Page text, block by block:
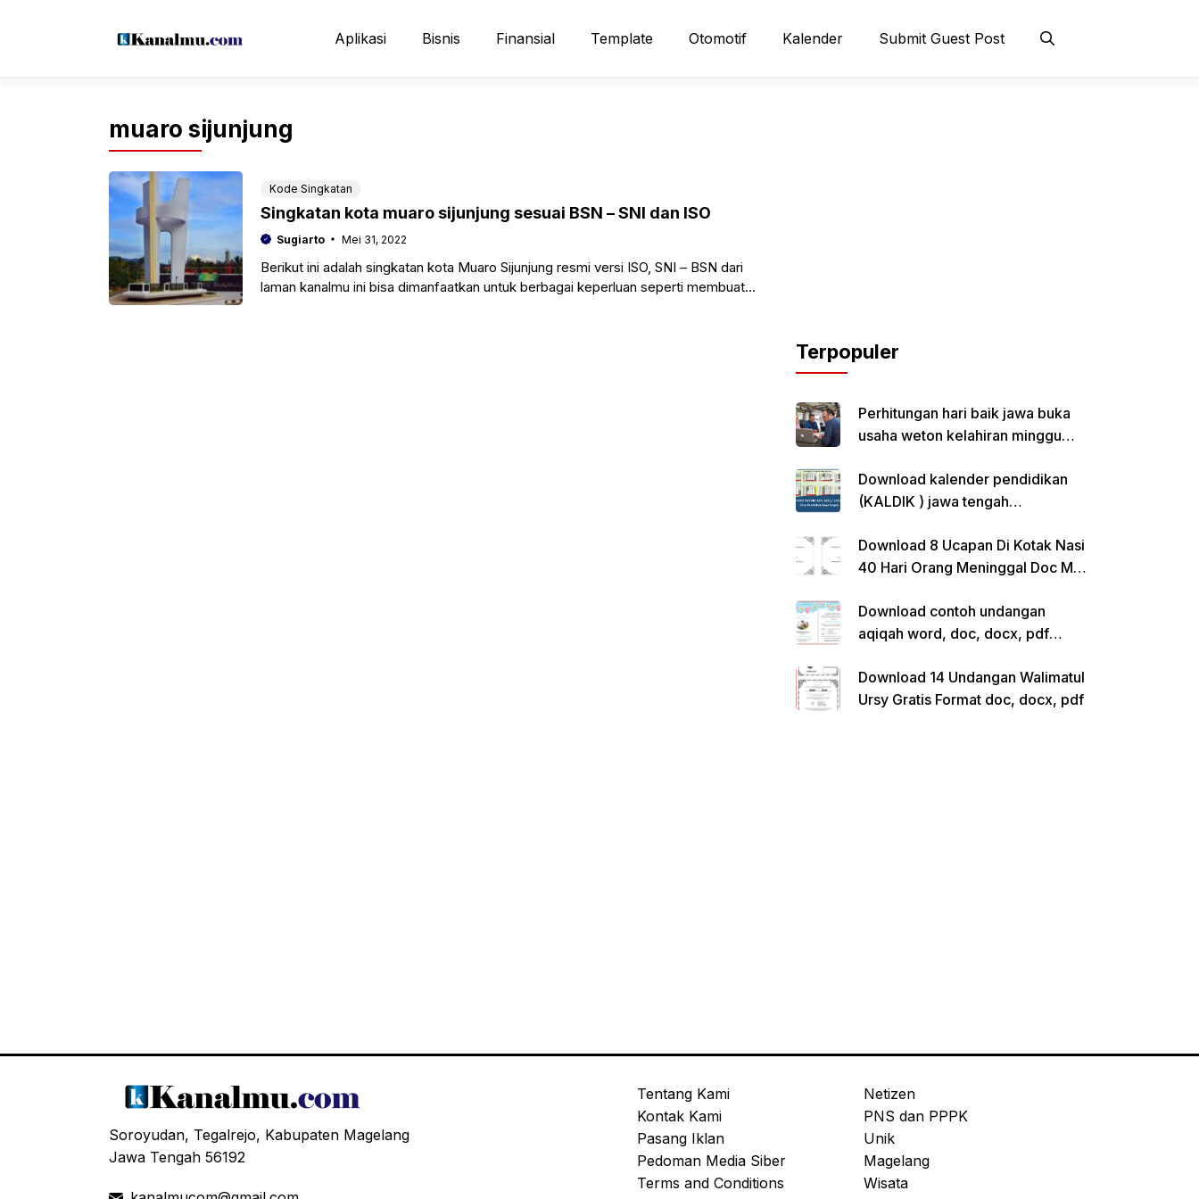
Aplikasi Bisnis Finansial Template Otomotif Kalender Submit Guest Post
muaro sijunjung
Kode Singkatan
Singkatan kota muaro sijunjung sesuai BSN – SNI dan ISO
Sugiarto Mei 31, 2022
Berikut ini adalah singkatan kota Muaro Sijunjung resmi versi ISO, SNI – BSN dari
laman kanalmu ini bisa dimanfaatkan untuk berbagai keperluan seperti membuat
Terpopuler
Perhitungan hari baik jawa buka
usaha weton kelahiran minggu
Download kalender pendidikan
(KALDIK ) jawa tengah
Download 8 Ucapan Di Kotak Nasi
40 Hari Orang Meninggal Doc Ms.
Download contoh undangan
aqiqah word, doc, docx, pdf
Download 14 Undangan Walimatul
Ursy Gratis Format doc, docx, pdf
Soroyudan, Tegalrejo, Kabupaten Magelang
Jawa Tengah 56192
Tentang Kami
Kontak Kami
Pasang Iklan
Pedoman Media Siber
Terms and Conditions
Netizen
PNS dan PPPK
Unik
Magelang
Wisata